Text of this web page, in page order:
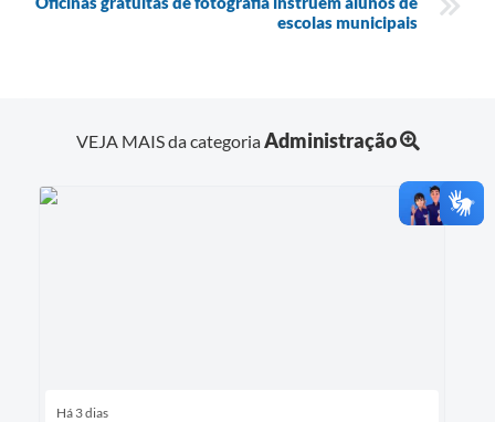
escolas municipais
VEJA MAIS da categoriaAdministração
Há 3 dias